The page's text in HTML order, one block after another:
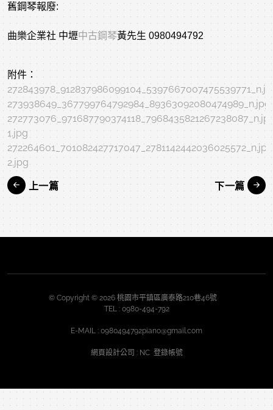
舊鋼琴報廢:
曲樂企業社 中壢中古鋼琴黃先生 0980494792
附件：
273938649_367799764792984_89363092080474989_n.jpg
1.jpg
272264601_701082427717047_2781142442036025572_n.jpg
2.jpg
上一篇 下一篇
© Copyright © 2026 桃園市平鎮區廣泰路210巷46號
TEL : 0980-494-792
E-MAIL : 0980494792piano@gmail.com
網頁設計公司 : NC 登錄帳號